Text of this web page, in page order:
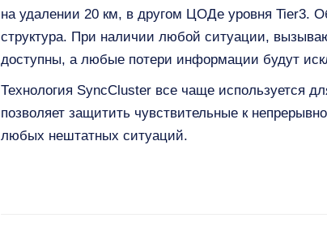
на удалении 20 км, в другом ЦОДе уровня Tier3.
структура. При наличии любой ситуации,
доступны, а любые потери информации будут
Технология SyncCluster все чаще используется
позволяет защитить чувствительные к
любых нештатных ситуаций.